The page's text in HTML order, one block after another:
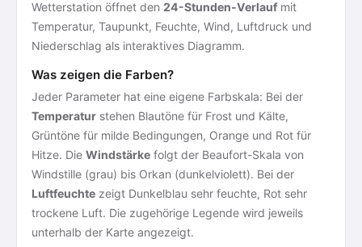
Wetterstation öffnet den 24-Stunden-Verlauf mit
Temperatur, Taupunkt, Feuchte, Wind, Luftdruck und
Niederschlag als interaktives Diagramm.
Was zeigen die Farben?
Jeder Parameter hat eine eigene Farbskala: Bei der
Temperatur stehen Blautöne für Frost und Kälte,
Grüntöne für milde Bedingungen, Orange und Rot für
Hitze. Die Windstärke folgt der Beaufort-Skala von
Windstille (grau) bis Orkan (dunkelviolett). Bei der
Luftfeuchte zeigt Dunkelblau sehr feuchte, Rot sehr
trockene Luft. Die zugehörige Legende wird jeweils
unterhalb der Karte angezeigt.